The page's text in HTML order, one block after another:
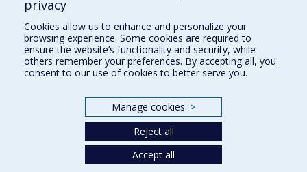
NEED HELP?
Sitemap
Report a problem
Accessiility
Our Departments and Schools
Programs and Courses in our Faculty
privacy
Cookies allow us to enhance and personalize your
browsing experience. Some cookies are required to
ensure the website’s functionality and security, while
others remember your preferences. By accepting all, you
consent to our use of cookies to better serve you.
Manage cookies >
Reject all
Accept all